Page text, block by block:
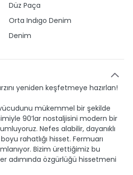
Düz Paça
Orta Indıgo Denim
Denim
yeniden keşfetmeye hazırlan!
mükemmel bir şekilde
90’lar nostaljisini modern bir
Nefes alabilir, dayanıklı
rahatlığı hisset. Fermuarı
Bizim ürettiğimiz bu
adımında özgürlüğü hissetmeni